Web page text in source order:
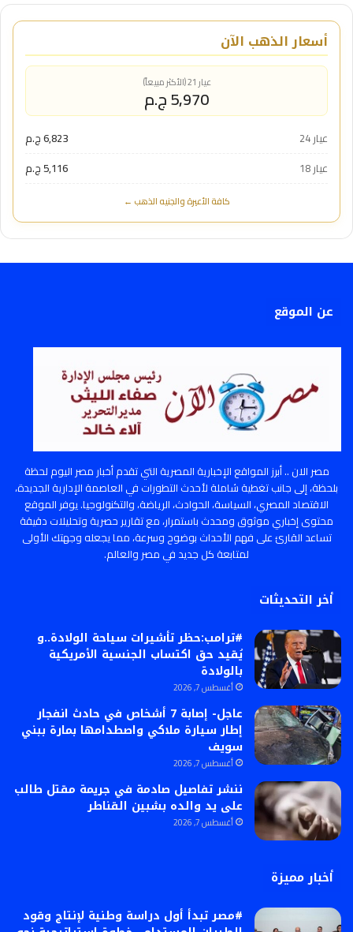
أسعار الذهب الآن
عيار 21 (الأكثر مبيعاً)
5,970 ج.م
عيار 24
6,823 ج.م
عيار 18
5,116 ج.م
كافة الأعيرة والجنيه الذهب ←
عن الموقع
مصر الان .. أبرز المواقع الإخبارية المصرية التي تقدم أخبار مصر اليوم لحظة
بلحظة، إلى جانب تغطية شاملة لأحدث التطورات في العاصمة الإدارية الجديدة،
الاقتصاد المصري، السياسة، الحوادث، الرياضة، والتكنولوجيا. يوفر الموقع
محتوى إخباري موثوق ومحدث باستمرار، مع تقارير حصرية وتحليلات دقيقة
تساعد القارئ على فهم الأحداث بوضوح وسرعة، مما يجعله وجهتك الأولى
لمتابعة كل جديد في مصر والعالم.
أخر التحديثات
#ترامب:حظر تأشيرات سياحة الولادة..و
يُقيد حق اكتساب الجنسية الأمريكية
بالولادة
أغسطس 7, 2026
عاجل- إصابة 7 أشخاص في حادث انفجار
إطار سيارة ملاكي واصطدامها بمارة ببني
سويف
أغسطس 7, 2026
ننشر تفاصيل صادمة في جريمة مقتل طالب
على يد والده بشبين القناطر
أغسطس 7, 2026
أخبار مميزة
#مصر تبدأ أول دراسة وطنية لإنتاج وقود